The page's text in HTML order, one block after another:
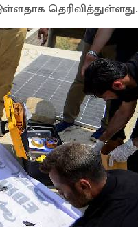
தெரிவித்துள்ளது.